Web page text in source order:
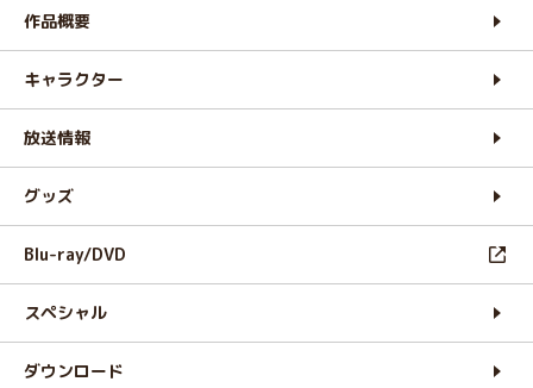
作品概要
キャラクター
放送情報
グッズ
Blu-ray/DVD
スペシャル
ダウンロード